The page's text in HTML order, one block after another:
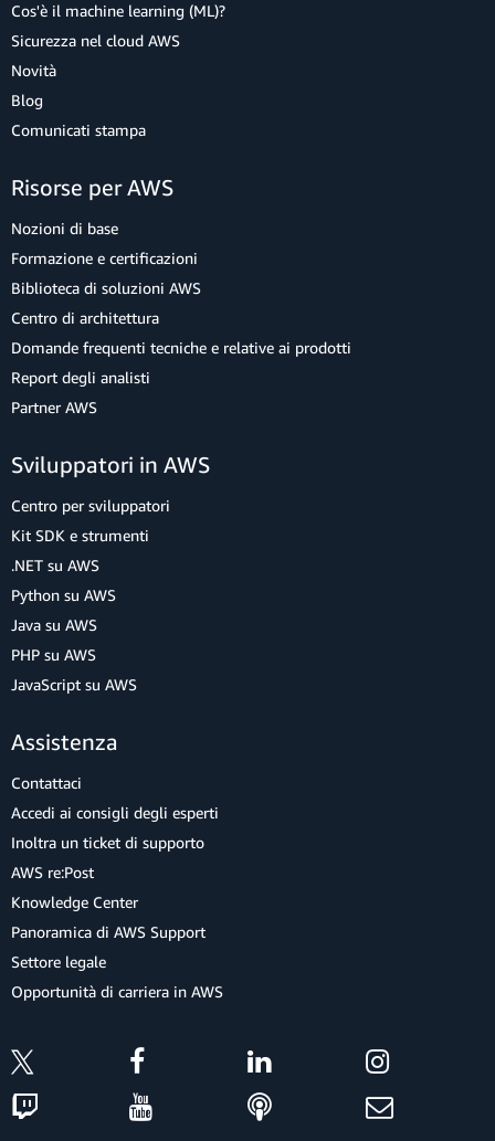
Cos'è il machine learning (ML)?
Sicurezza nel cloud AWS
Novità
Blog
Comunicati stampa
Risorse per AWS
Nozioni di base
Formazione e certificazioni
Biblioteca di soluzioni AWS
Centro di architettura
Domande frequenti tecniche e relative ai prodotti
Report degli analisti
Partner AWS
Sviluppatori in AWS
Centro per sviluppatori
Kit SDK e strumenti
.NET su AWS
Python su AWS
Java su AWS
PHP su AWS
JavaScript su AWS
Assistenza
Contattaci
Accedi ai consigli degli esperti
Inoltra un ticket di supporto
AWS re:Post
Knowledge Center
Panoramica di AWS Support
Settore legale
Opportunità di carriera in AWS